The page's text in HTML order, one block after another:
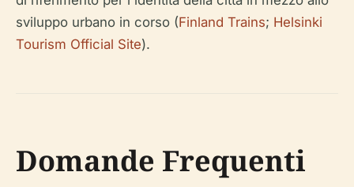
sviluppo urbano in corso (Finland Trains; Helsinki
Tourism Official Site).
Domande Frequenti